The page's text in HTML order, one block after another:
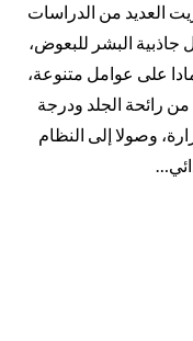
العديد من الدراسات
جاذبية البشر للبعوض،
على عوامل متنوعة،
من رائحة الجلد ودرجة
وصولا إلى النظام